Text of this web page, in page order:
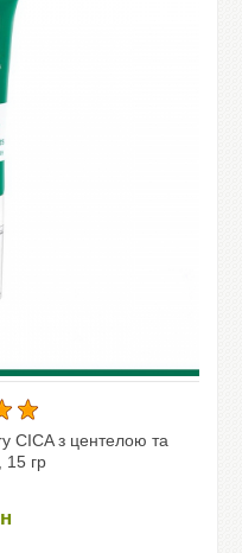
CICA з центелою та
15 гр